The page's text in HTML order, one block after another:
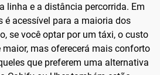
linha e a distância percorrida. Em
é acessível para a maioria dos
se você optar por um táxi, o custo
mas oferecerá mais conforto
que preferem uma alternativa